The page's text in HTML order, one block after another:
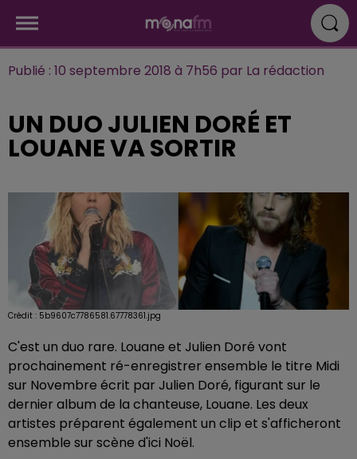
Publié : 10 septembre 2018 à 7h56 par La rédaction
UN DUO JULIEN DORÉ ET
LOUANE VA SORTIR
Crédit : 5b9607c7786581.67778361.jpg
C'est un duo rare. Louane et Julien Doré vont
prochainement ré-enregistrer ensemble le titre Midi
sur Novembre écrit par Julien Doré, figurant sur le
dernier album de la chanteuse, Louane. Les deux
artistes préparent également un clip et s'afficheront
ensemble sur scène d'ici Noël.